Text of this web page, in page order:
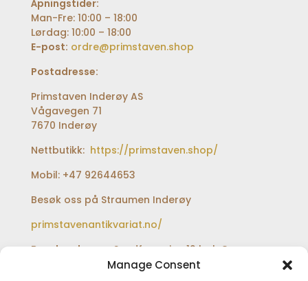
Manage Consent
Åpningstider:
Man-Fre: 10:00 – 18:00
Lørdag: 10:00 – 18:00
E-post: ordre@primstaven.shop
Postadresse:
Primstaven Inderøy AS
Vågavegen 71
7670 Inderøy
Nettbutikk: https://primstaven.shop/
Mobil: +47 92644653
Besøk oss på Straumen Inderøy
primstavenantikvariat.no/
Besøksadresse:Sundfærveien 12 bak Coop
extra og Shell bensinstasjon